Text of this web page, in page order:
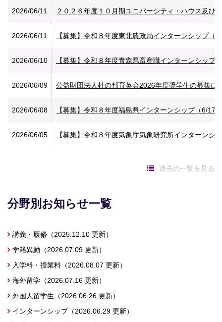
2026/06/11 ２０２６年度１０月期ユニバーシティ・ハウス及
2026/06/11 【募集】令和８年度東北農政局インターンシップ（
2026/06/10 【募集】令和８年度青森県畜産職インターンシップ
2026/06/09 公益財団法人杜の邦育英会2026年度奨学生の募集に
2026/06/08 【募集】令和８年度福島県インターンシップ（6/17
2026/06/05 【募集】令和８年度気象庁気象研究所インターンシ
過去の一覧を見る
分野別お知らせ一覧
講義・履修
学籍異動
入学料・授業料
海外留学
外国人留学生
インターンシップ